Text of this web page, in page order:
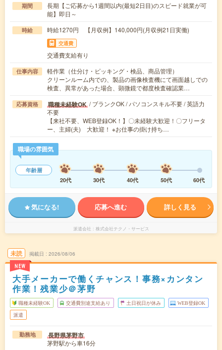
期間
長期【ご応募から1週間以内(最短2日目)のスピード就業が可
能】即日～
時給 時給1270円 【月収例】140,000円(月収例21日実働)
交通費
交通費支給有り
仕事内容
軽作業（仕分け・ピッキング・検品、商品管理）
クリーンルーム内での、製品の画像検査機にて画面越しでの
検査、異常があった場合、顕微鏡で都度検査確認業…
応募資格 職種未経験OK / ブランクOK / パソコンスキル不要 / 英語力
不要
【来社不要、WEB登録OK！】〇未経験大歓迎！〇フリータ
ー、主婦(夫) 大歓迎！ ※お仕事の掛け持ち…
職場の雰囲気
年齢層
20代
30代 40代 50代 60代
気になる! 応募へ進む 詳しく見る
派遣会社 株式会社テクノ・サービス
未読
NEW
掲載日 2026/08/06
大手メーカーで働くチャンス！事務×カンタン
作業！残業少＠茅野
職種未経験OK 交通費別途支給あり 土日祝日が休み WEB登録OK
派遣
勤務地 長野県茅野市
茅野駅から車16分